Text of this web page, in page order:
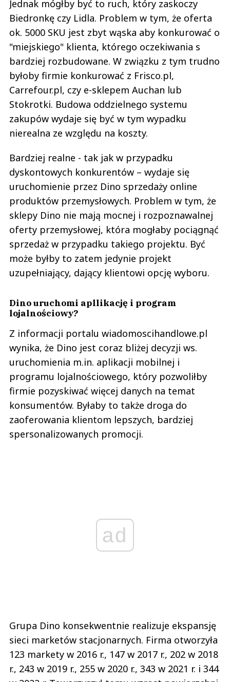
Jednak mógłby być to ruch, który zaskoczy
Biedronkę czy Lidla. Problem w tym, że oferta
ok. 5000 SKU jest zbyt wąska aby konkurować o
"miejskiego" klienta, którego oczekiwania s
bardziej rozbudowane. W związku z tym trudno
byłoby firmie konkurować z Frisco.pl,
Carrefour.pl, czy e-sklepem Auchan lub
Stokrotki. Budowa oddzielnego systemu
zakupów wydaje się być w tym wypadku
nierealna ze względu na koszty.
Bardziej realne - tak jak w przypadku
dyskontowych konkurentów – wydaje się
uruchomienie przez Dino sprzedaży online
produktów przemysłowych. Problem w tym, że
sklepy Dino nie mają mocnej i rozpoznawalnej
oferty przemysłowej, która mogłaby pociągnąć
sprzedaż w przypadku takiego projektu. Być
może byłby to zatem jedynie projekt
uzupełniający, dający klientowi opcję wyboru.
Dino uruchomi apllikację i program
lojalnościowy?
Z informacji portalu wiadomoscihandlowe.pl
wynika, że Dino jest coraz bliżej decyzji ws.
uruchomienia m.in. aplikacji mobilnej i
programu lojalnościowego, który pozwoliłby
firmie pozyskiwać więcej danych na temat
konsumentów. Byłaby to także droga do
zaoferowania klientom lepszych, bardziej
spersonalizowanych promocji.
ad
Grupa Dino konsekwentnie realizuje ekspansję
sieci marketów stacjonarnych. Firma otworzyła
123 markety w 2016 r., 147 w 2017 r., 202 w 2018
r., 243 w 2019 r., 255 w 2020 r., 343 w 2021 r. i 344